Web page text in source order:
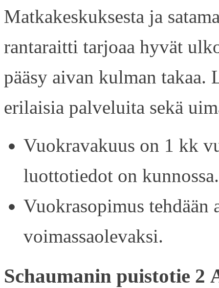
Matkakeskuksesta ja
rantaraitti tarjoaa hyvät
pääsy aivan kulman
erilaisia palveluita sekä
Vuokravakuus on 1 kk
luottotiedot on kunnossa.
Vuokrasopimus tehdään
voimassaolevaksi.
Schaumanin puistotie 2